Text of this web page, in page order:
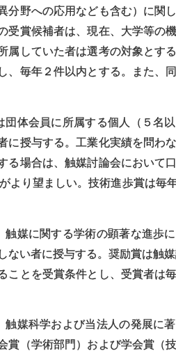
分野への応用なども含む）に関
受賞候補者は、現在、大学等の
属していた者は選考の対象とす
、毎年２件以内とする。また、
体会員に所属する個人（５名
に授与する。工業化実績を問わ
場合は、触媒討論会において
より望ましい。技術進歩賞は毎
媒に関する学術の顕著な進歩
い者に授与する。奨励賞は触
ことを受賞条件とし、受賞者は
媒科学および当法人の発展に
賞（学術部門）および学会賞（